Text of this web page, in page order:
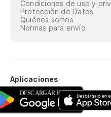
Condiciones de uso y
Protección de Datos
Quiénes somos
Normas para envío
Aplicaciones